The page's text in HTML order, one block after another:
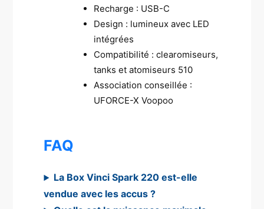
Recharge : USB-C
Design : lumineux avec LED
intégrées
Compatibilité : clearomiseurs,
tanks et atomiseurs 510
Association conseillée :
UFORCE-X Voopoo
FAQ
La Box Vinci Spark 220 est-elle
vendue avec les accus ?